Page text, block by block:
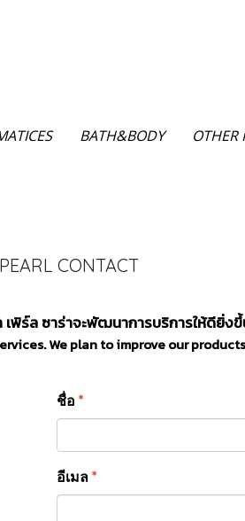
BATH&BODY OTHER
CONTACT
ล ซาร่าจะพัฒนาการบริการให้ดียิ่งขึ้
We plan to improve our
ชื่อ *
อีเมล *